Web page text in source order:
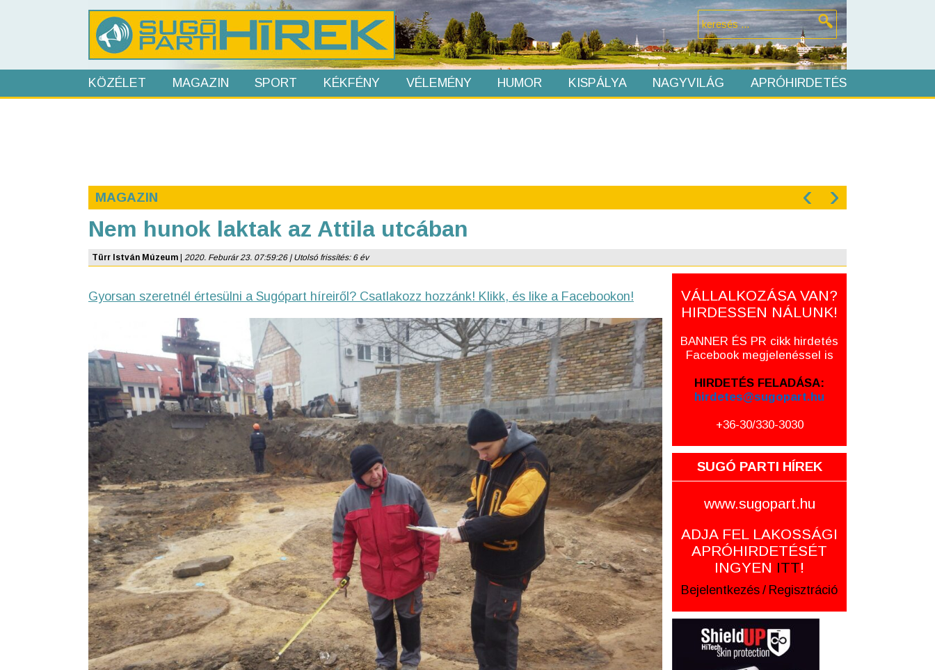
KÖZÉLET MAGAZIN SPORT KÉKFÉNY VÉLEMÉNY HUMOR KISPÁLYA NAGYVILÁG APRÓHIRDETÉS
MAGAZIN ‹ ›
Nem hunok laktak az Attila utcában
Türr István Múzeum 2020. Feburár 23. 07:59:26 | Utolsó frissítés: 6 év
Gyorsan szeretnél értesülni a Sugópart híreiről? Csatlakozz hozzánk! Klikk, és like a Facebookon!
VÁLLALKOZÁSA VAN?
HIRDESSEN NÁLUNK!
BANNER ÉS PR cikk hirdetés
Facebook megjelenéssel is
HIRDETÉS FELADÁSA:
hirdetes@sugopart.hu
+36-30/330-3030
SUGÓ PARTI HÍREK
www.sugopart.hu
ADJA FEL LAKOSSÁGI
APRÓHIRDETÉSÉT
INGYEN ITT!
Bejelentkezés / Regisztráció